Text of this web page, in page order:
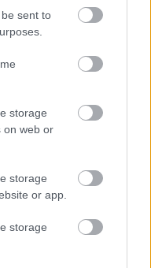
sent to
storage
on web or
storage
or app.
storage
Adja
hétről hétre